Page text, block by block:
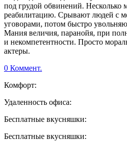
под грудой обвинений. Несколько
реабилитацию. Срывают людей с
уговорами, потом быстро
Мания величия, паранойя, при
и некомпетентности. Просто
актеры.
0 Коммент.
Комфорт:
Удаленность офиса:
Бесплатные вкусняшки:
Бесплатные вкусняшки: